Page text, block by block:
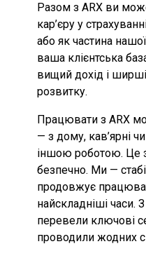
Разом з ARX ви
кар’єру у
або як частина
ваша клієнтська
вищий дохід і
розвитку.
Працювати з ARX
— з дому, кав’ярні
іншою роботою. Це
безпечно. Ми —
продовжує
найскладніші часи.
перевели ключові
проводили жодних